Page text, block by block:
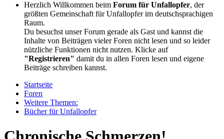
Herzlich Willkommen beim Forum für Unfallopfer, der
größten Gemeinschaft für Unfallopfer im deutschsprachigen
Raum.
Du besuchst unser Forum gerade als Gast und kannst die
Inhalte von Beiträgen vieler Foren nicht lesen und so leider
nützliche Funktionen nicht nutzen. Klicke auf
"Registrieren" damit du in allen Foren lesen und eigene
Beiträge schreiben kannst.
Startseite
Foren
Weitere Themen:
Bücher für Unfallopfer